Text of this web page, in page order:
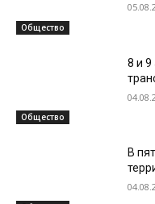
Общество
Общество
8 и 9
В